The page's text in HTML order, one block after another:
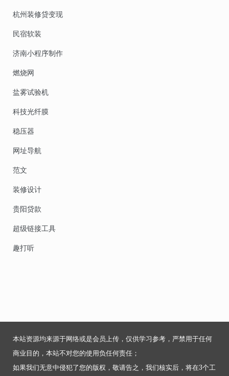
杭州装修贷变现
民宿软装
济南小程序制作
燃烧网
盐雾试验机
科技光纤膜
稳压器
网址导航
范文
装修设计
贵阳贷款
超级链接工具
趣打听
本站资源均来源于网络或是会员上传，仅供学习参考，严禁用于任何
商业目的，本站不对您的使用负任何责任；
如果我们无意中侵犯了您的版权，敬请告之，我们核实后，将在3个工